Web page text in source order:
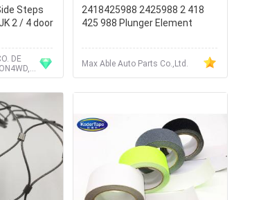
Steps
2 / 4 door
DE
2418425988 2425988 2 418
425 988 Plunger Element
Max Able Auto Parts Co.,Ltd.